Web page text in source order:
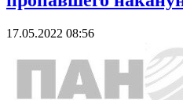
17.05.2022 08:56